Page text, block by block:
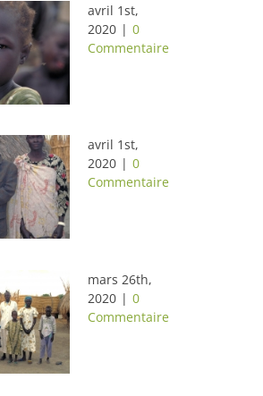
avril 1st,
2020 | 0
Commentaire
avril 1st,
2020 | 0
Commentaire
mars 26th,
2020 | 0
Commentaire